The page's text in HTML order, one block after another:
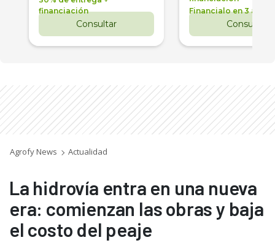
financiación
Consultar
Financialo en 3 años
Consultar
Agrofy News Actualidad
La hidrovía entra en una nueva
era: comienzan las obras y baja
el costo del peaje